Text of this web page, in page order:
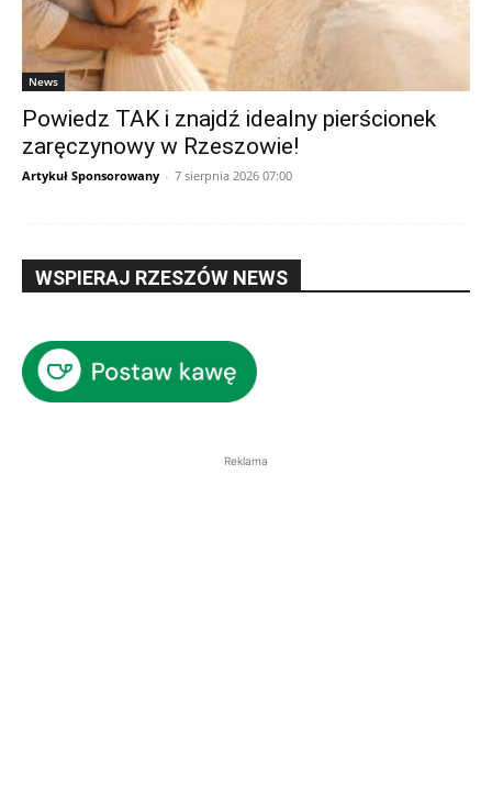
News
Powiedz TAK i znajdź idealny pierścionek
zaręczynowy w Rzeszowie!
Artykuł Sponsorowany - 7 sierpnia 2026 07:00
WSPIERAJ RZESZÓW NEWS
Reklama